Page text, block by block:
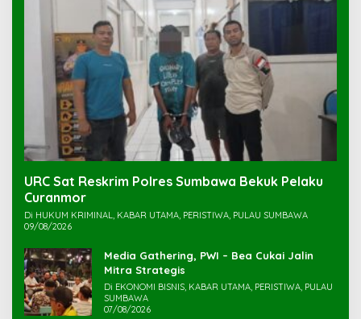
URC Sat Reskrim Polres Sumbawa Bekuk Pelaku
Di HUKUM KRIMINAL, KABAR UTAMA, PERISTIWA, PULAU SUMBAWA
09/08/2026
Media Gathering, PWI – Bea Cukai Jalin
Mitra Strategis
Di EKONOMI BISNIS, KABAR UTAMA, PERISTIWA, PULAU
SUMBAWA
07/08/2026